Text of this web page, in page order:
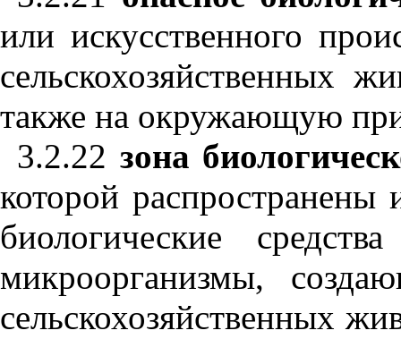
или искусственного
сельскохозяйственных
также на окружающую
3.2.22 зона
которой распространены
биологические
микроорганизмы,
сельскохозяйственных